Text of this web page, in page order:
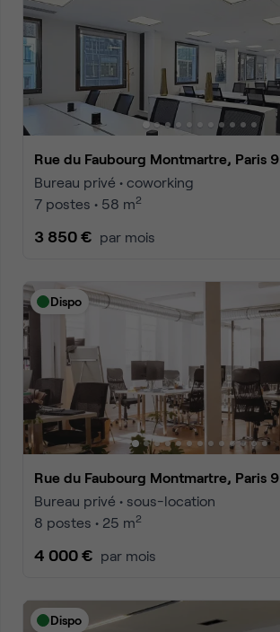
Rue du Faubourg Montmartre, Paris 9
Bureau privé • coworking
7 postes • 58 m2
3 850 € par mois
Dispo
Rue du Faubourg Montmartre, Paris 9
Bureau privé • sous-location
8 postes • 25 m2
4 000 € par mois
Dispo